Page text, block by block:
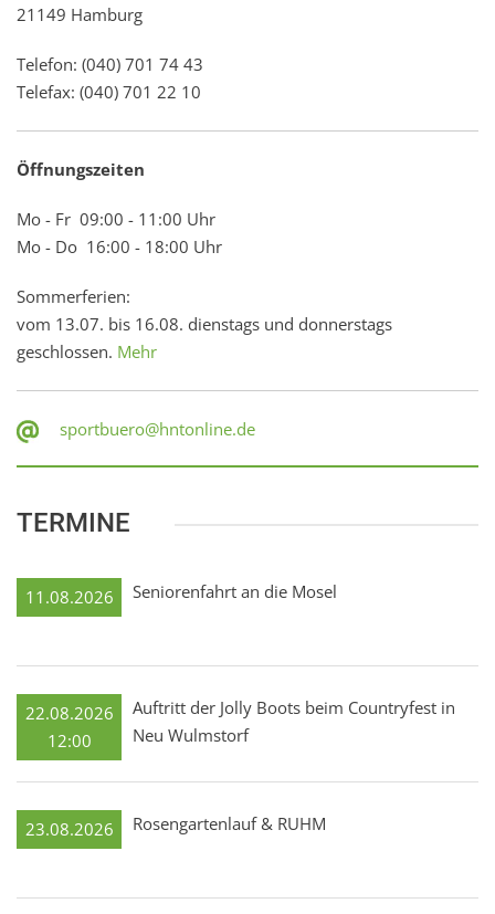
21149 Hamburg
Telefon: (040) 701 74 43
Telefax: (040) 701 22 10
Öffnungszeiten
Mo - Fr 09:00 - 11:00 Uhr
Mo - Do 16:00 - 18:00 Uhr
Sommerferien:
vom 13.07. bis 16.08. dienstags und donnerstags
geschlossen. Mehr
sportbuero@hntonline.de
TERMINE
11.08.2026 Seniorenfahrt an die Mosel
22.08.2026
12:00
Auftritt der Jolly Boots beim Countryfest in
Neu Wulmstorf
23.08.2026 Rosengartenlauf & RUHM